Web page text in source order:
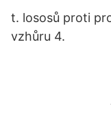
t. lososů proti
vzhůru 4.